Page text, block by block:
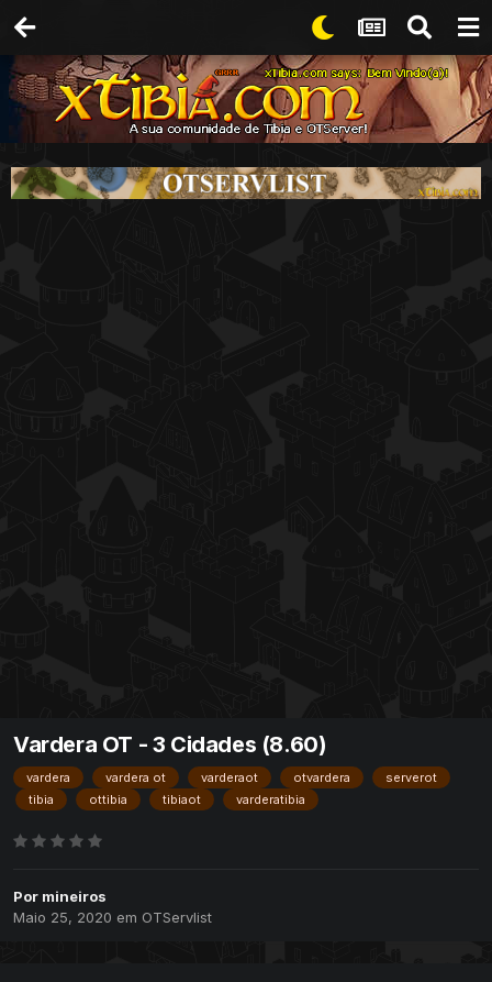
Vardera OT - 3 Cidades (8.60)
vardera vardera ot varderaot otvardera
serverot
tibia
ottibia tibiaot varderatibia
Por mineiros
Maio 25, 2020 em OTServlist